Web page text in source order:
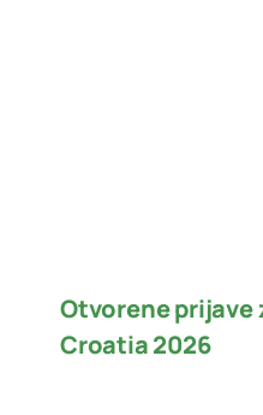
Otvorene prijave
Croatia 2026